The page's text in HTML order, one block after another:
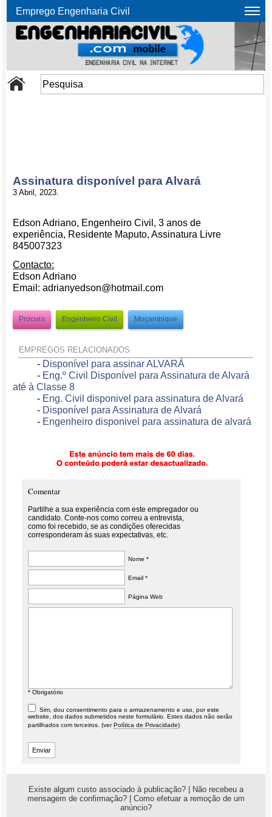
Emprego Engenharia Civil
Assinatura disponível para Alvará
3 Abril, 2023.
Edson Adriano, Engenheiro Civil, 3 anos de
experiência, Residente Maputo, Assinatura Livre
845007323
Contacto:
Edson Adriano
Email: adrianyedson@hotmail.com
Procura Engenheiro Civil Moçambique
EMPREGOS RELACIONADOS
- Disponível para assinar ALVARÁ
- Eng.º Civil Disponível para Assinatura de Alvará
até à Classe 8
- Eng. Civil disponivel para assinatura de Alvará
- Disponível para Assinatura de Alvará
- Engenheiro disponivel para assinatura de alvará
Comentar
Partilhe a sua experiência com este empregador ou
candidato. Conte-nos como correu a entrevista,
como foi recebido, se as condições oferecidas
corresponderam às suas expectativas, etc.
Nome *
Email *
Página Web
* Obrigatório
Sim, dou consentimento para o armazenamento e uso, por este
website, dos dados submetidos neste formulário. Estes dados não serão
partilhados com terceiros. (verPolítica de Privacidade)
Existe algum custo associado à publicação?
Não recebeu a
mensagem de confirmação?
Como efetuar a remoção de um
anúncio?